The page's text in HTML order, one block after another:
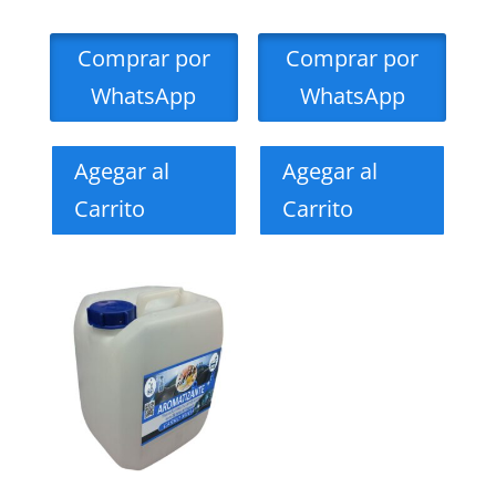
Comprar por
WhatsApp
Agegar al
Carrito
Comprar por
WhatsApp
Agegar al
Carrito